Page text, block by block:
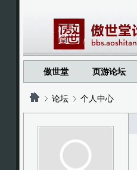
傲世堂 页游论坛
论坛
?
个人中心